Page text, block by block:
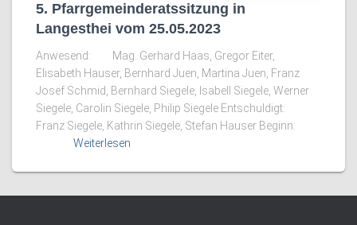
5. Pfarrgemeinderatssitzung in
Langesthei vom 25.05.2023
Anwesend: Mag. Gerhard Haas, Gregor Eiter,
Elisabeth Hauser, Bernhard Juen, Martina Juen, Franz
Josef Schmid, Bernhard Siegele, Isabell Siegele, Werner
Siegele, Carolin Siegele, Philip Siegele Entschuldigt:
Franz Siegele, Kathrin Siegele, Stefan Hauser Beginn:
Weiterlesen